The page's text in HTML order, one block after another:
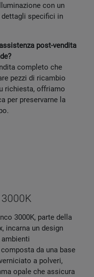
con un
specifici in
post-vendita
completo che
pezzi di ricambio
richiesta, offriamo
per preservarne la
3000K
3000K, parte della
incarna un design
da una base
a polveri,
opale che assicura